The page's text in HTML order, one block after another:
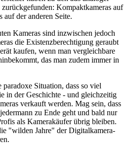
Kompaktkameras auf
auf der anderen Seite.
Kameras sind inzwischen jedoch
die Existenzberechtigung geraubt
kaufen, wenn man vergleichbare
das man zudem immer in
Situation, dass so viel
in der Geschichte - und gleichzeitig
verkauft werden. Mag sein, dass
zu Ende geht und bald nur
als Kamerakäufer übrig bleiben.
"wilden Jahre" der Digitalkamera-